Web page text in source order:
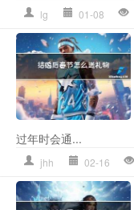
lg 01-08
过年时会通...
jhh 02-16